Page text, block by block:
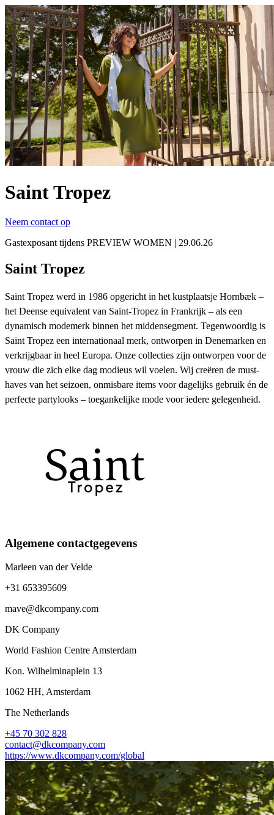
Saint Tropez
Neem contact op
Gastexposant tijdens PREVIEW WOMEN | 29.06.26
Saint Tropez
Saint Tropez werd in 1986 opgericht in het kustplaatsje Hornbæk –
het Deense equivalent van Saint-Tropez in Frankrijk – als een
dynamisch modemerk binnen het middensegment. Tegenwoordig is
Saint Tropez een internationaal merk, ontworpen in Denemarken en
verkrijgbaar in heel Europa. Onze collecties zijn ontworpen voor de
vrouw die zich elke dag modieus wil voelen. Wij creëren de must-
haves van het seizoen, onmisbare items voor dagelijks gebruik én de
perfecte partylooks – toegankelijke mode voor iedere gelegenheid.
Algemene contactgegevens
Marleen van der Velde
+31 653395609
mave@dkcompany.com
DK Company
World Fashion Centre Amsterdam
Kon. Wilhelminaplein 13
1062 HH, Amsterdam
The Netherlands
+45 70 302 828
contact@dkcompany.com
https://www.dkcompany.com/global